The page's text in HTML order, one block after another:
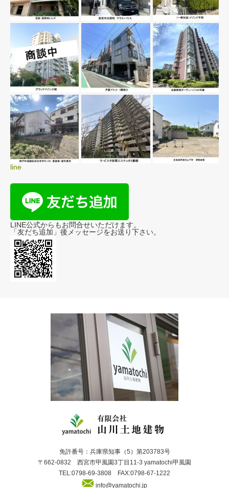
line
LINE公式からもお問合せいただけます。
「友だち追加」後メッセージをお送り下さい。
免許番号：兵庫県知事（5）第203783号
〒662-0832 西宮市甲風園3丁目11-3 yamatochi甲風園
TEL:0798-69-3808 FAX:0798-67-1222
info@yamatochi.jp